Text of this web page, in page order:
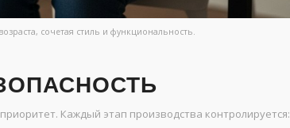
сочетая стиль и функциональность.
Каждый этап производства контролируется: